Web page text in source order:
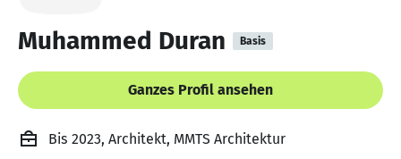
Muhammed Duran Basis
Ganzes Profil ansehen
Bis 2023, Architekt, MMTS Architektur